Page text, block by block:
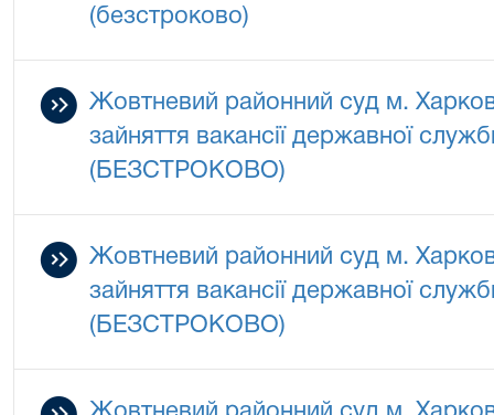
(безстроково)
Жовтневий районний суд м.
зайняття вакансії державної
(БЕЗСТРОКОВО)
Жовтневий районний суд м.
зайняття вакансії державної
(БЕЗСТРОКОВО)